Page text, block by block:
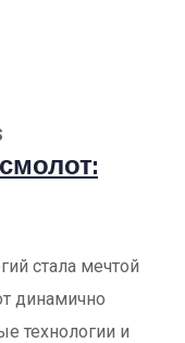
стала мечтой
динамично
технологии и